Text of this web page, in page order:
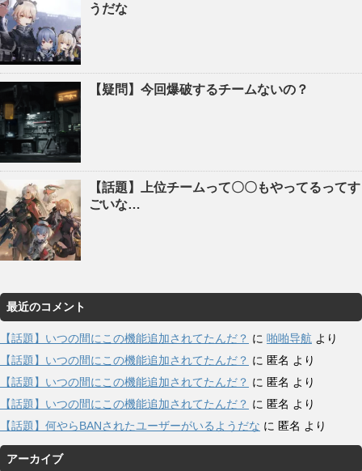
うだな
【疑問】今回爆破するチームないの？
【話題】上位チームって〇〇もやってるってす
ごいな…
最近のコメント
【話題】いつの間にこの機能追加されてたんだ？ に 啪啪导航 より
【話題】いつの間にこの機能追加されてたんだ？ に 匿名 より
【話題】いつの間にこの機能追加されてたんだ？ に 匿名 より
【話題】いつの間にこの機能追加されてたんだ？ に 匿名 より
【話題】何やらBANされたユーザーがいるようだな に 匿名 より
アーカイブ